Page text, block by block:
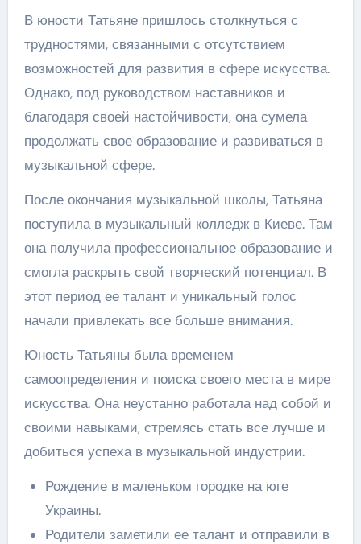
В юности Татьяне пришлось столкнуться с
трудностями, связанными с отсутствием
возможностей для развития в сфере искусства.
Однако, под руководством наставников и
благодаря своей настойчивости, она сумела
продолжать свое образование и развиваться в
музыкальной сфере.
После окончания музыкальной школы, Татьяна
поступила в музыкальный колледж в Киеве. Там
она получила профессиональное образование и
смогла раскрыть свой творческий потенциал. В
этот период ее талант и уникальный голос
начали привлекать все больше внимания.
Юность Татьяны была временем
самоопределения и поиска своего места в мире
искусства. Она неустанно работала над собой и
своими навыками, стремясь стать все лучше и
добиться успеха в музыкальной индустрии.
Рождение в маленьком городке на юге
Украины.
Родители заметили ее талант и отправили в